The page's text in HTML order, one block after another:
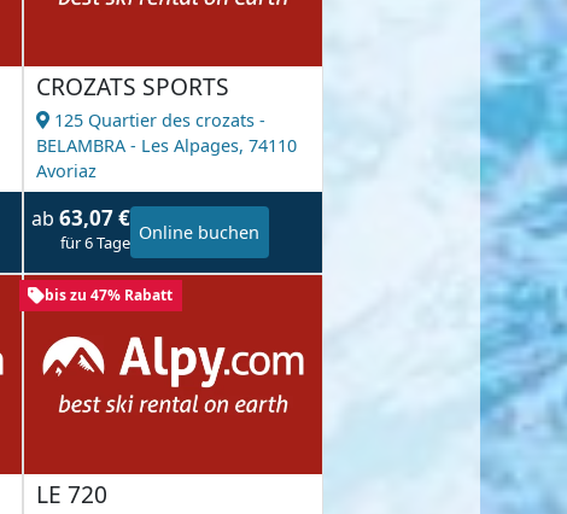
CROZATS SPORTS
125 Quartier des crozats -
BELAMBRA - Les Alpages, 74110
Avoriaz
ab 63,07 €
für 6 Tage Online buchen
bis zu 47% Rabatt
LE 720